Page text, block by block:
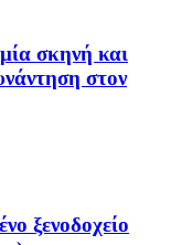
σκηνή και
στον
ξενοδοχείο